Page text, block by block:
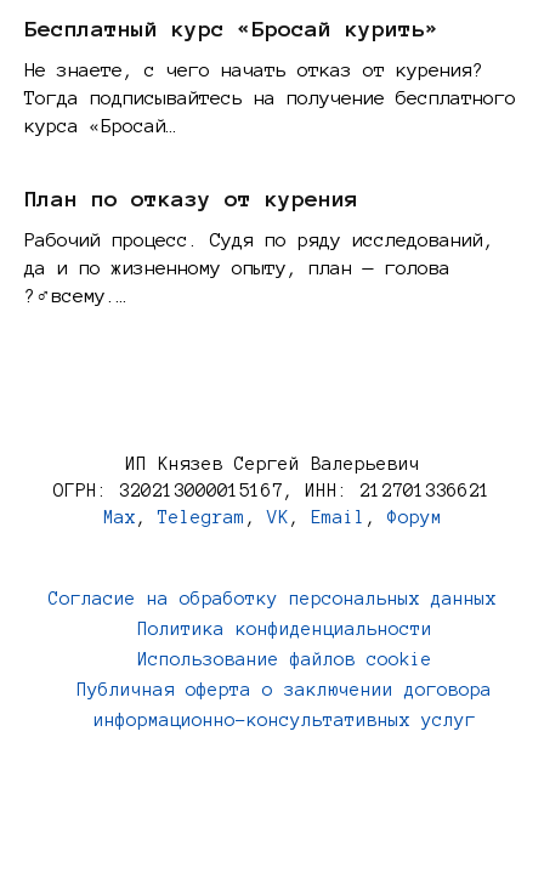
Бесплатный курс «Бросай курить»
Не знаете, с чего начать отказ от курения?
Тогда подписывайтесь на получение бесплатного
курса «Бросай…
План по отказу от курения
Рабочий процесс. Судя по ряду исследований,
да и по жизненному опыту, план — голова
?‍♂️всему.…
ИП Князев Сергей Валерьевич
ОГРН: 320213000015167, ИНН: 212701336621
Max ,Telegram ,VK , Email , Форум
Согласие на обработку персональных данных
Политика конфиденциальности
Использование файлов cookie
Публичная оферта о заключении договора
информационно-консультативных услуг